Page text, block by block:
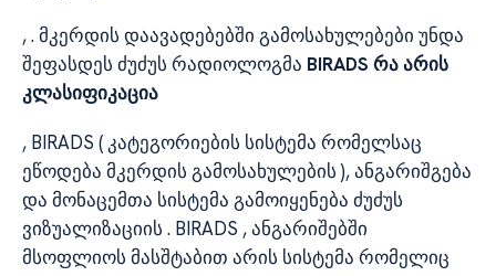
, . მკერდის დაავადებებში გამოსახულებები უნდა
შეფასდეს ძუძუს რადიოლოგმა BIRADS რა არის
კლასიფიკაცია
, BIRADS ( კატეგორიების სისტემა რომელსაც
ეწოდება მკერდის გამოსახულების ), ანგარიშგება
და მონაცემთა სისტემა გამოიყენება ძუძუს
ვიზუალიზაციის . BIRADS , ანგარიშებში
მსოფლიოს მასშტაბით არის სისტემა რომელიც